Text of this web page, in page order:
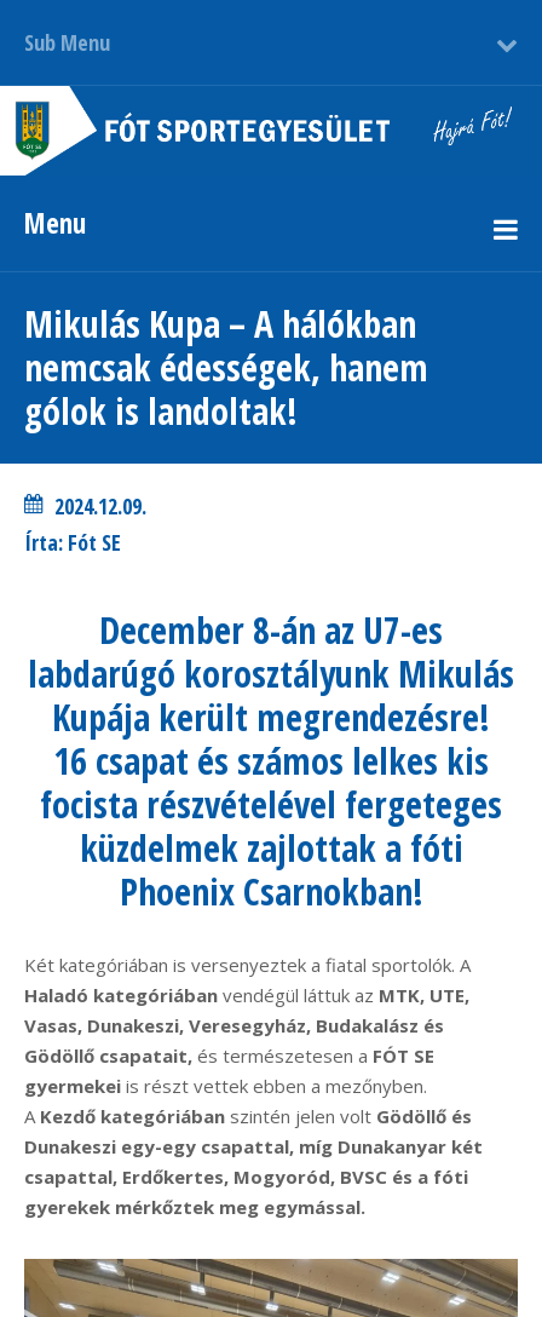
Sub Menu
Menu
Mikulás Kupa – A hálókban
nemcsak édességek, hanem
gólok is landoltak!
2024.12.09.
Írta: Fót SE
December 8-án az U7-es
labdarúgó korosztályunk Mikulás
Kupája került megrendezésre!
16 csapat és számos lelkes kis
focista részvételével fergeteges
küzdelmek zajlottak a fóti
Phoenix Csarnokban!
Két kategóriában is versenyeztek a fiatal sportolók. A
Haladó kategóriában vendégül láttuk az MTK, UTE,
Vasas, Dunakeszi, Veresegyház, Budakalász és
Gödöllő csapatait, és természetesen a FÓT SE
gyermekei is részt vettek ebben a mezőnyben.
A Kezdő kategóriában szintén jelen volt Gödöllő és
Dunakeszi egy-egy csapattal, míg Dunakanyar két
csapattal, Erdőkertes, Mogyoród, BVSC és a fóti
gyerekek mérkőztek meg egymással.